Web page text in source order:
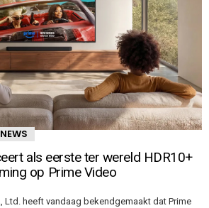
als eerste ter wereld HDR10+
op Prime Video
Ltd. heeft vandaag bekendgemaakt dat Prime